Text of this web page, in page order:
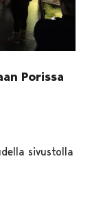
Porissa
sivustolla